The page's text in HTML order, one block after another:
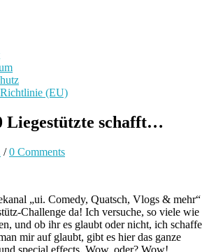
(EU)
Liegestützte schafft…
/0 Comments
„ui. Comedy, Quatsch, Vlogs & mehr“
Challenge da! Ich versuche, so viele wie
und ob ihr es glaubt oder nicht, ich schaffe
mir auf glaubt, gibt es hier das ganze
special effects. Wow, oder? Wow!